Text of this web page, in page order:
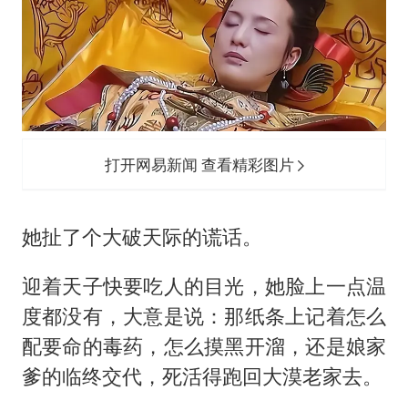
打开网易新闻 查看精彩图片
她扯了个大破天际的谎话。
迎着天子快要吃人的目光，她脸上一点温
度都没有，大意是说：那纸条上记着怎么
配要命的毒药，怎么摸黑开溜，还是娘家
爹的临终交代，死活得跑回大漠老家去。